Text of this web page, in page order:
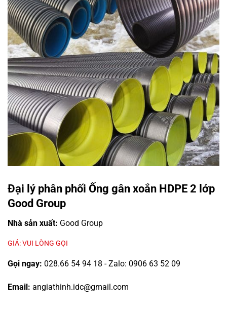
Đại lý phân phối Ống gân xoắn HDPE 2 lớp
Good Group
Nhà sản xuất: Good Group
GIÁ: VUI LÒNG GỌI
Gọi ngay: 028.66 54 94 18 - Zalo: 0906 63 52 09
Email: angiathinh.idc@gmail.com